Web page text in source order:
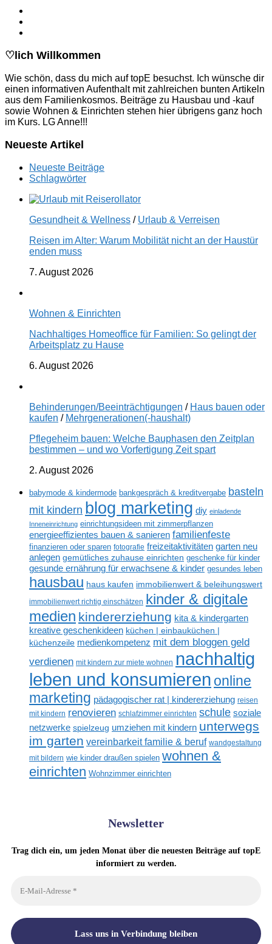
♡lich Willkommen
Wie schön, dass du mich auf topE besuchst. Ich wünsche dir
einen informativen Aufenthalt mit zahlreichen bunten Artikeln
aus dem Familienkosmos. Beiträge zu Hausbau und -kauf
sowie Wohnen & Einrichten stehen hier übrigens ganz hoch
im Kurs. LG Anne!!!
Neueste Artikel
Neueste Beiträge
Schlagwörter
Gesundheit & Wellness / Urlaub & Verreisen
Reisen im Alter: Warum Mobilität nicht an der Haustür
enden muss
7. August 2026
Wohnen & Einrichten
Nachhaltiges Homeoffice für Familien: So gelingt der
Arbeitsplatz zu Hause
6. August 2026
Behinderungen/Beeinträchtigungen / Haus bauen oder
kaufen / Mehrgenerationen(-haushalt)
Pflegeheim bauen: Welche Bauphasen den Zeitplan
bestimmen – und wo Vorfertigung Zeit spart
2. August 2026
babymode & kindermode bankgespräch & kreditvergabe basteln
mit kindern blog marketing diy einladende
Inneneinrichtung einrichtungsideen mit zimmerpflanzen
energieeffizientes bauen & sanieren familienfeste
finanzieren oder sparen fotografie freizeitaktivitäten garten neu
anlegen gemütliches zuhause einrichten geschenke für kinder
gesunde ernährung für erwachsene & kinder gesundes leben
hausbau haus kaufen immobilienwert & beleihungswert
immobilienwert richtig einschätzen kinder & digitale
medien kindererziehung kita & kindergarten
kreative geschenkideen küchen | einbauküchen |
küchenzeile medienkompetenz mit dem bloggen geld
verdienen mit kindern zur miete wohnen nachhaltig
leben und konsumieren online
marketing pädagogischer rat | kindererziehung reisen
mit kindern renovieren schlafzimmer einrichten schule soziale
netzwerke spielzeug umziehen mit kindern unterwegs
im garten vereinbarkeit familie & beruf wandgestaltung
mit bildern wie kinder draußen spielen wohnen &
einrichten Wohnzimmer einrichten
Newsletter
Trag dich ein, um jeden Monat über die neuesten Beiträge auf topE
informiert zu werden.